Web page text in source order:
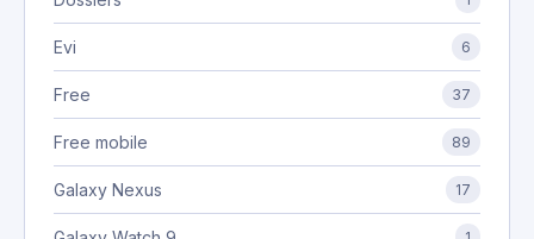
Evi 6
Free 37
Free mobile 89
Galaxy Nexus 17